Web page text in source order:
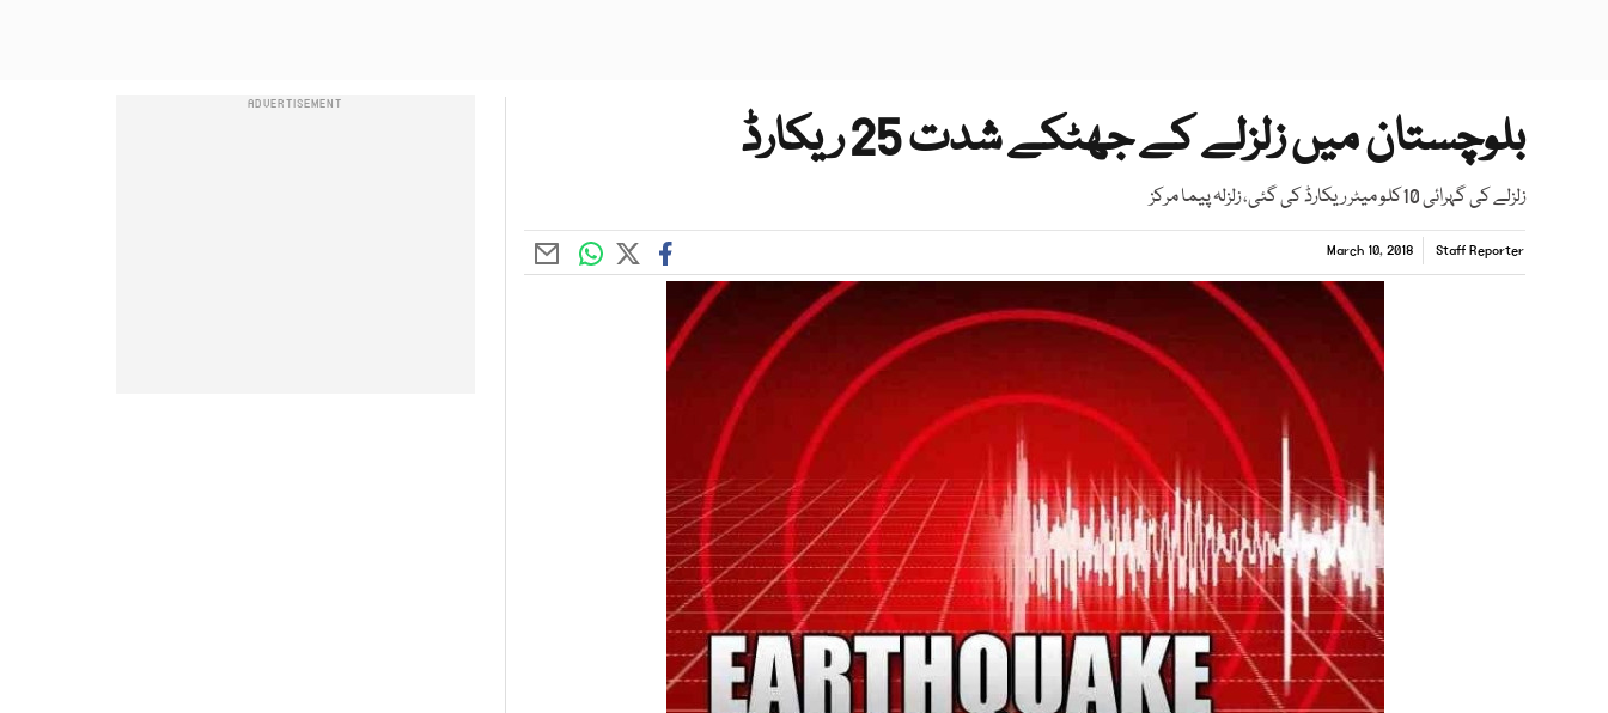
بلوچستان میں زلزلے کے جھٹکے شدت 25 ریکارڈ
زلزلے کی گہرائی 10کلو میٹر ریکارڈ کی گئی، زلزلہ پیما مرکز
Staff Reporter
March 10, 2018